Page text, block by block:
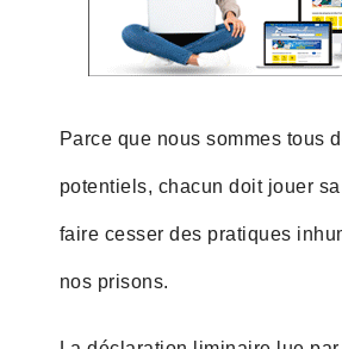
Parce que nous sommes tous
potentiels, chacun doit jouer
faire cesser des pratiques
nos prisons.